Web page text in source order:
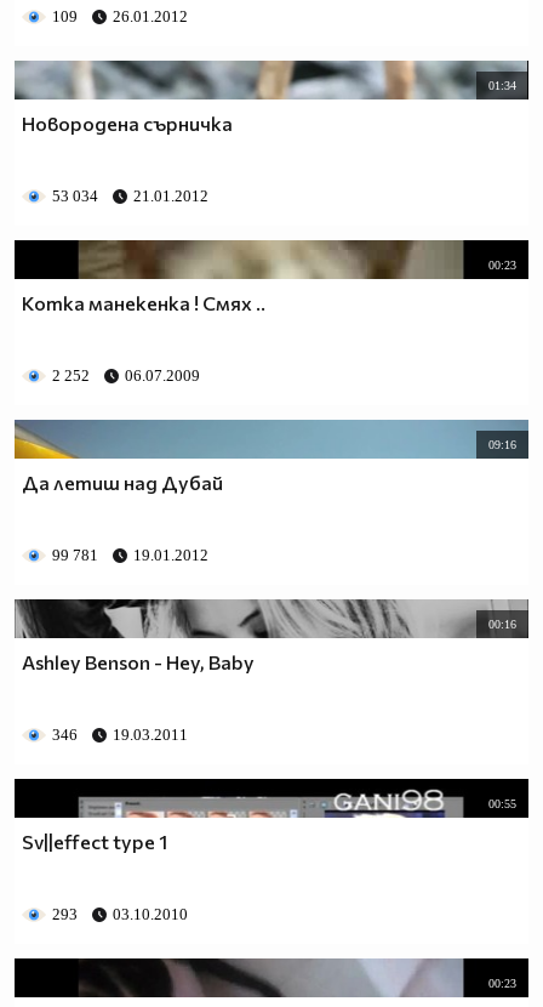
109 26.01.2012
01:34
Новородена сърничка
53 034 21.01.2012
00:23
Котка манекенка ! Смях ..
2 252 06.07.2009
09:16
Да летиш над Дубай
99 781 19.01.2012
00:16
Ashley Benson - Hey, Baby
346 19.03.2011
00:55
Sv||effect type 1
293 03.10.2010
00:23